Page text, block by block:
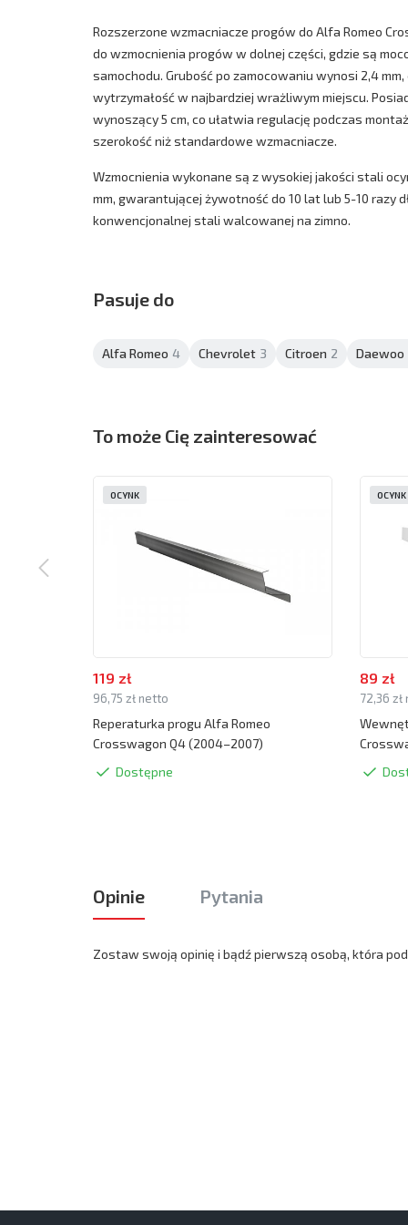
Rozszerzone wzmacniacze progów do Alfa Romeo
do wzmocnienia progów w dolnej części, gdzie są
samochodu. Grubość po zamocowaniu wynosi 2,4
wytrzymałość w najbardziej wrażliwym miejscu.
wynoszący 5 cm, co ułatwia regulację podczas
szerokość niż standardowe wzmacniacze.
Wzmocnienia wykonane są z wysokiej jakości stali
mm, gwarantującej żywotność do 10 lat lub 5-10 razy
konwencjonalnej stali walcowanej na zimno.
Pasuje do
Alfa Romeo 4 Chevrolet 3 Citroen 2 Daewoo
To może Cię zainteresować
119 zł
96,75 zł netto
Reperaturka progu Alfa Romeo
Crosswagon Q4 (2004–2007)
Dostępne
OCYNK
89 zł
72,36
OCYNK
Opinie Pytania
Zostaw swoją opinię i bądź pierwszą osobą, która